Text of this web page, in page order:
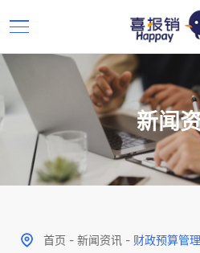
新闻
首页 - 新闻资讯 - 财政预算管